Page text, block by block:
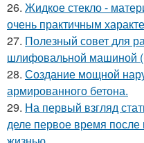
26. Жидкое стекло -
очень практичным
27. Полезный совет для
шлифовальной машиной
28. Создание мощной
армированного бетона.
29. На первый взгляд
деле первое время после